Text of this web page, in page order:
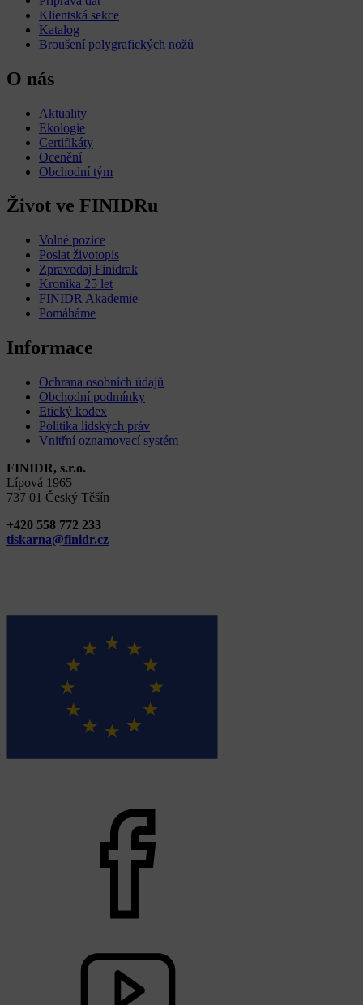
Klientská sekce
Katalog
Broušení polygrafických nožů
O nás
Aktuality
Ekologie
Certifikáty
Ocenění
Obchodní tým
Život ve FINIDRu
Volné pozice
Poslat životopis
Zpravodaj Finidrak
Kronika 25 let
FINIDR Akademie
Pomáháme
Informace
Ochrana osobních údajů
Obchodní podmínky
Etický kodex
Politika lidských práv
Vnitřní oznamovací systém
FINIDR, s.r.o.
Lípová 1965
737 01 Český Těšín
+420 558 772 233
tiskarna@finidr.cz